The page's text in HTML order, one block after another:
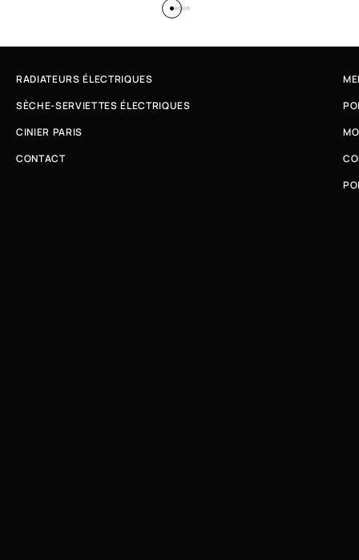
RADIATEURS ÉLECTRIQUES
SÈCHE-SERVIETTES ÉLECTRIQUES
CINIER PARIS
CONTACT